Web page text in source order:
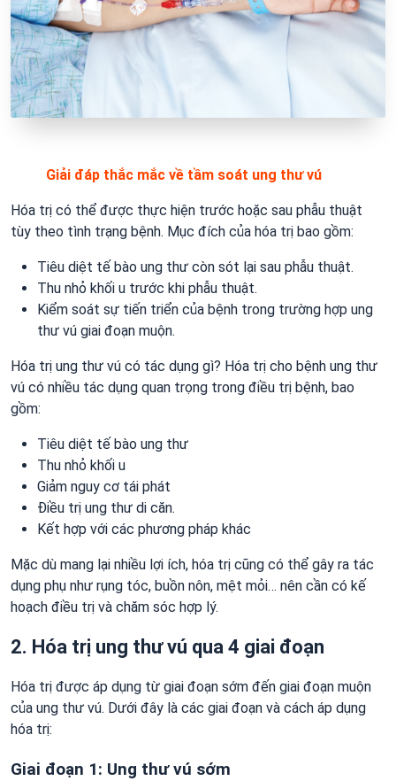
Giải đáp thắc mắc về tầm soát ung thư vú
Hóa trị có thể được thực hiện trước hoặc sau phẫu thuật
tùy theo tình trạng bệnh. Mục đích của hóa trị bao gồm:
Tiêu diệt tế bào ung thư còn sót lại sau phẫu thuật.
Thu nhỏ khối u trước khi phẫu thuật.
Kiểm soát sự tiến triển của bệnh trong trường hợp ung
thư vú giai đoạn muộn.
Hóa trị ung thư vú có tác dụng gì? Hóa trị cho bệnh ung thư
vú có nhiều tác dụng quan trọng trong điều trị bệnh, bao
gồm:
Tiêu diệt tế bào ung thư
Thu nhỏ khối u
Giảm nguy cơ tái phát
Điều trị ung thư di căn.
Kết hợp với các phương pháp khác
Mặc dù mang lại nhiều lợi ích, hóa trị cũng có thể gây ra tác
dụng phụ như rụng tóc, buồn nôn, mệt mỏi… nên cần có kế
hoạch điều trị và chăm sóc hợp lý.
2. Hóa trị ung thư vú qua 4 giai đoạn
Hóa trị được áp dụng từ giai đoạn sớm đến giai đoạn muộn
của ung thư vú. Dưới đây là các giai đoạn và cách áp dụng
hóa trị:
Giai đoạn 1: Ung thư vú sớm